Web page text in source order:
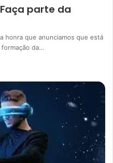
parte da
honra que anunciamos que está
formação da…